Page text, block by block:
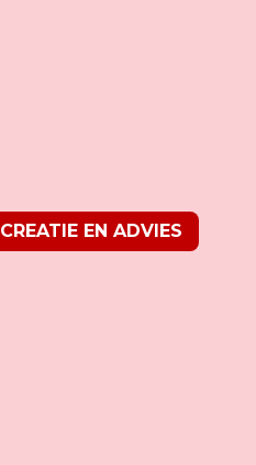
CREATIE EN ADVIES